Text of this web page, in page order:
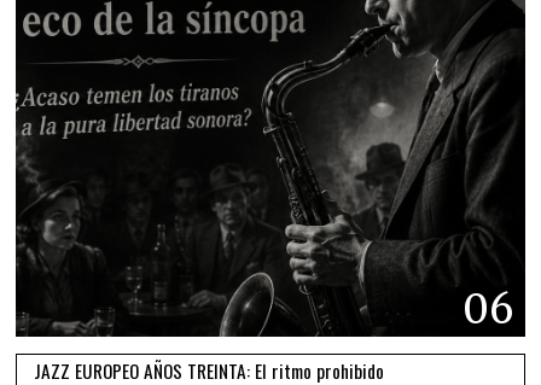
06
JAZZ EUROPEO AÑOS TREINTA: El ritmo prohibido